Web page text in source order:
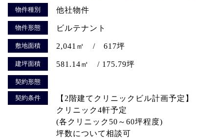
物件種別 他社物件
物件形態 ビルテナント
敷地面積 2,041㎡ / 617坪
建坪面積 581.14㎡ / 175.79坪
契約形態
契約条件
【2階建てクリニックビル計画予定】
クリニック4軒予定
(各クリニック50～60坪程度)
坪数について相談可